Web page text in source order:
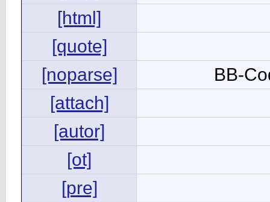
[html]
[quote]
[noparse]
BB-
[attach]
[autor]
[ot]
[pre]